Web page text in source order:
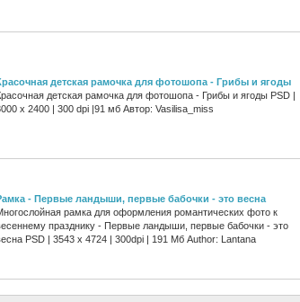
детская рамочка для фотошопа - Грибы и ягоды
детская рамочка для фотошопа - Грибы и ягоды PSD |
х 2400 | 300 dpi |91 мб Автор: Vasilisa_miss
- Первые ландыши, первые бабочки - это весна
рамка для оформления романтических фото к
празднику - Первые ландыши, первые бабочки - это
PSD | 3543 x 4724 | 300dpi | 191 Мб Author: Lantana